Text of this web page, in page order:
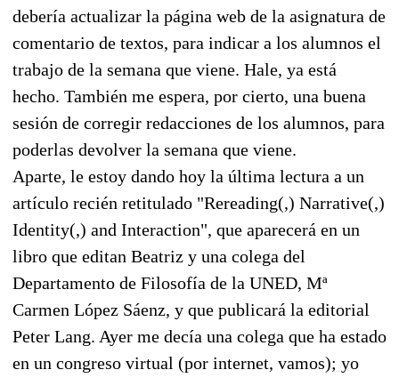
debería actualizar la página web de la asignatura de
comentario de textos, para indicar a los alumnos el
trabajo de la semana que viene. Hale, ya está
hecho. También me espera, por cierto, una buena
sesión de corregir redacciones de los alumnos, para
poderlas devolver la semana que viene.
Aparte, le estoy dando hoy la última lectura a un
artículo recién retitulado "Rereading(,) Narrative(,)
Identity(,) and Interaction", que aparecerá en un
libro que editan Beatriz y una colega del
Departamento de Filosofía de la UNED, Mª
Carmen López Sáenz, y que publicará la editorial
Peter Lang. Ayer me decía una colega que ha estado
en un congreso virtual (por internet, vamos); yo